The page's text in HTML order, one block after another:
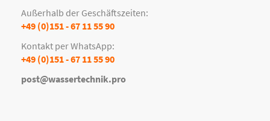
Außerhalb der Geschäftszeiten:
+49 (0)151 - 67 11 55 90
Kontakt per WhatsApp:
+49 (0)151 - 67 11 55 90
post@wassertechnik.pro